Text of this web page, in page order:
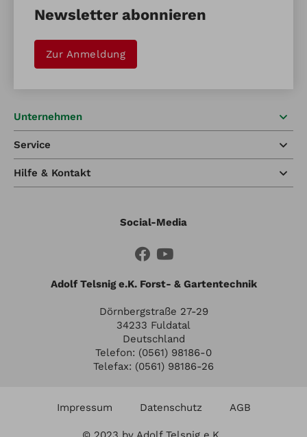
Newsletter abonnieren
Zur Anmeldung
Unternehmen
Service
Hilfe & Kontakt
Social-Media
Adolf Telsnig e.K. Forst- & Gartentechnik
Dörnbergstraße 27-29
34233 Fuldatal
Deutschland
Telefon: (0561) 98186-0
Telefax: (0561) 98186-26
Impressum Datenschutz AGB